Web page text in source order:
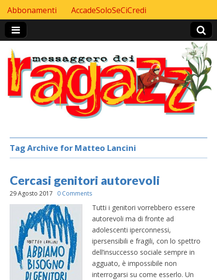
Header Top menu
Skip to content
Abbonamenti AccadeSoloSeCiCredi
Tag Archive for Matteo Lancini
Cercasi genitori autorevoli
29 Agosto 2017 0 Comments
Tutti i genitori vorrebbero essere
autorevoli ma di fronte ad
adolescenti iperconnessi,
ipersensibili e fragili, con lo spettro
dell’insuccesso sociale sempre in
agguato, è impossibile non
interrogarsi su come esserlo. Un